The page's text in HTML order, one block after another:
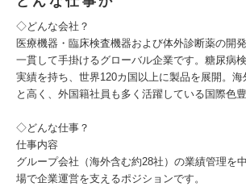
◇どんな会社？
医療機器・臨床検査機器および体外診断薬の開
一貫して手掛けるグローバル企業です。糖尿病
実績を持ち、世界120カ国以上に製品を展開。海
と高く、外国籍社員も多く活躍している国際色
◇どんな仕事？
仕事内容
グループ会社（海外含む約28社）の業績管理を
場で企業運営を支えるポジションです。